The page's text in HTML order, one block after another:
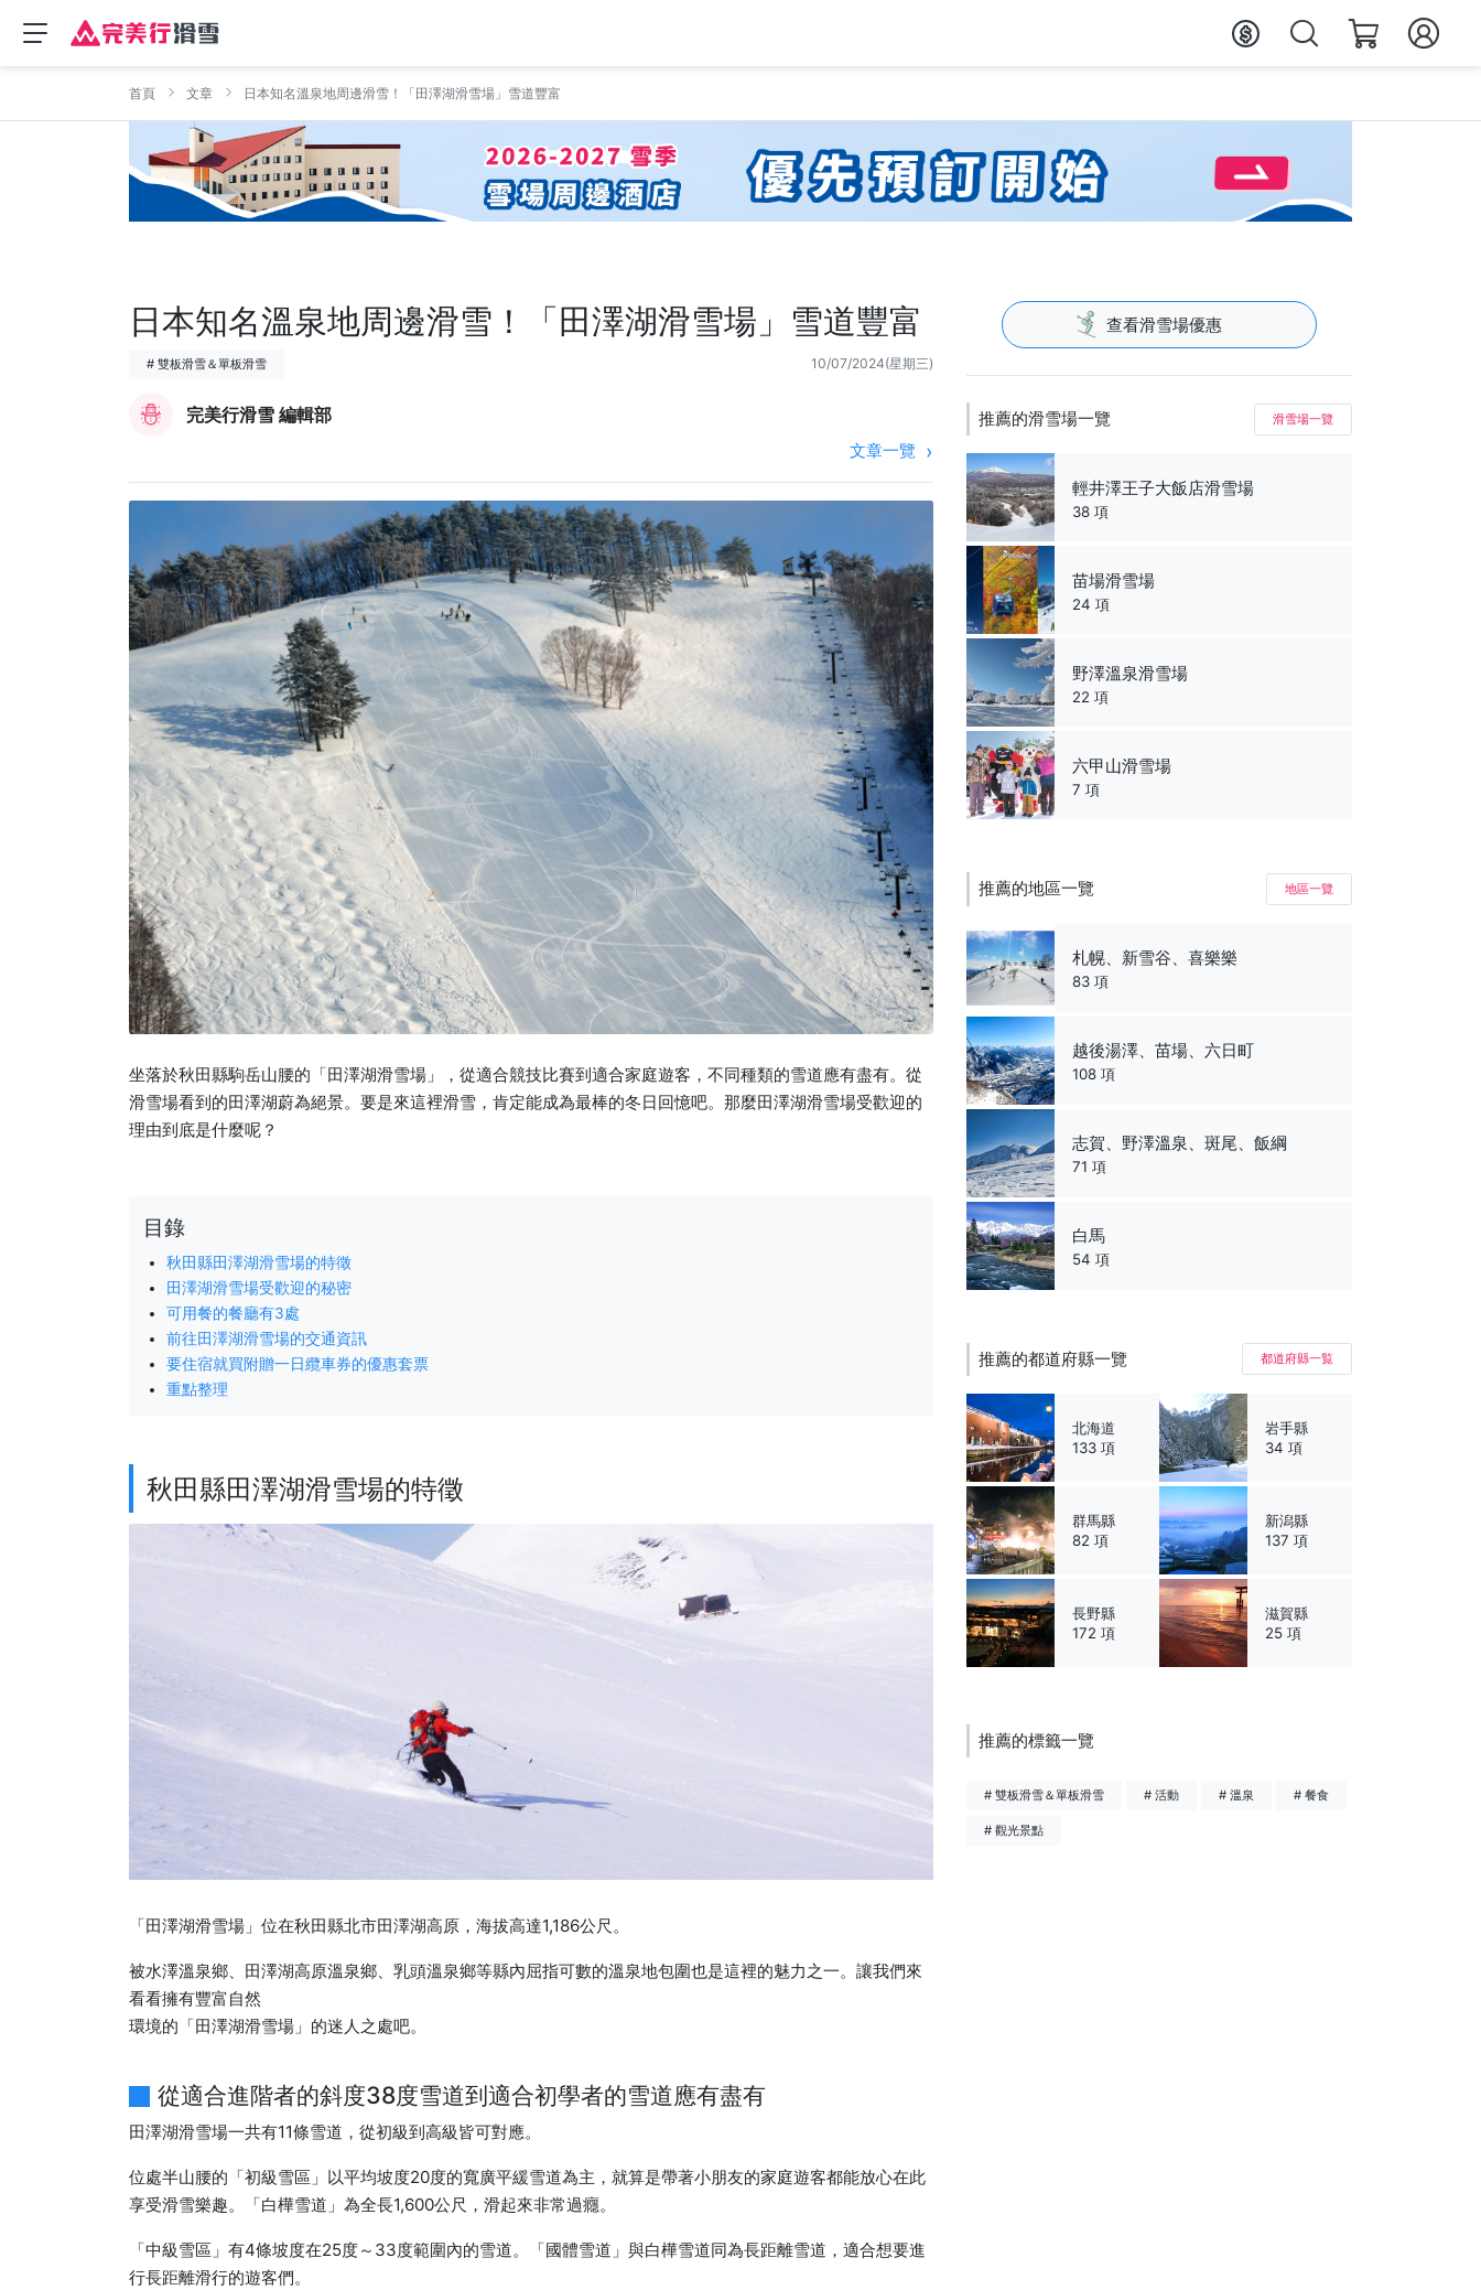
首頁 文章 日本知名溫泉地周邊滑雪！「田澤湖滑雪場」雪道豐富
日本知名溫泉地周邊滑雪！「田澤湖滑雪場」雪道豐富
# 雙板滑雪＆單板滑雪 10/07/2024(星期三)
完美行滑雪 編輯部
文章一覽
坐落於秋田縣駒岳山腰的「田澤湖滑雪場」，從適合競技比賽到適合家庭遊客，不同種類的雪道應有盡有。從
滑雪場看到的田澤湖蔚為絕景。要是來這裡滑雪，肯定能成為最棒的冬日回憶吧。那麼田澤湖滑雪場受歡迎的
理由到底是什麼呢？
目錄
秋田縣田澤湖滑雪場的特徵
田澤湖滑雪場受歡迎的秘密
可用餐的餐廳有3處
前往田澤湖滑雪場的交通資訊
要住宿就買附贈一日纜車券的優惠套票
重點整理
秋田縣田澤湖滑雪場的特徵
「田澤湖滑雪場」位在秋田縣北市田澤湖高原，海拔高達1,186公尺。
被水澤溫泉鄉、田澤湖高原溫泉鄉、乳頭溫泉鄉等縣內屈指可數的溫泉地包圍也是這裡的魅力之一。讓我們來
看看擁有豐富自然
環境的「田澤湖滑雪場」的迷人之處吧。
從適合進階者的斜度38度雪道到適合初學者的雪道應有盡有
田澤湖滑雪場一共有11條雪道，從初級到高級皆可對應。
位處半山腰的「初級雪區」以平均坡度20度的寬廣平緩雪道為主，就算是帶著小朋友的家庭遊客都能放心在此
享受滑雪樂趣。「白樺雪道」為全長1,600公尺，滑起來非常過癮。
「中級雪區」有4條坡度在25度～33度範圍內的雪道。「國體雪道」與白樺雪道同為長距離雪道，適合想要進
行長距離滑行的遊客們。
查看滑雪場優惠
推薦的滑雪場一覽 滑雪場一覽
輕井澤王子大飯店滑雪場
38 項
苗場滑雪場
24 項
野澤溫泉滑雪場
22 項
六甲山滑雪場
7 項
推薦的地區一覽 地區一覽
札幌、新雪谷、喜樂樂
83 項
越後湯澤、苗場、六日町
108 項
志賀、野澤溫泉、斑尾、飯綱
71 項
白馬
54 項
推薦的都道府縣一覽 都道府縣一覧
北海道
133 項
岩手縣
34 項
群馬縣
82 項
新潟縣
137 項
長野縣
172 項
滋賀縣
25 項
推薦的標籤一覽
# 雙板滑雪＆單板滑雪 # 活動 # 溫泉 # 餐食
# 觀光景點